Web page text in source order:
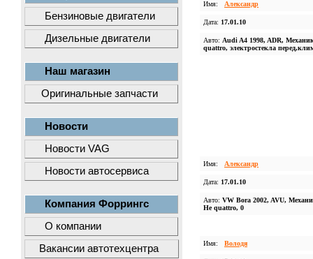
Бензиновые двигатели
Дизельные двигатели
Наш магазин
Оригинальные запчасти
Новости
Новости VAG
Новости автосервиса
Компания Форрингс
О компании
Вакансии автотехцентра
Имя: Александр
Дата: 17.01.10
Авто: Audi A4 1998, ADR,
quattro, электростекла
Имя: Александр
Дата: 17.01.10
Авто: VW Bora 2002, AVU,
Не quattro, 0
Имя: Володя